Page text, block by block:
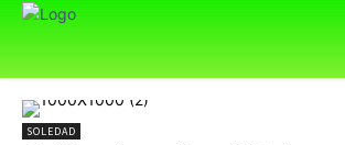
SOLEDAD